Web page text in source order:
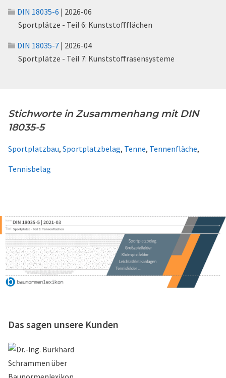
DIN 18035-6 | 2026-06
Sportplätze - Teil 6: Kunststoffflächen
DIN 18035-7 | 2026-04
Sportplätze - Teil 7: Kunststoffrasensysteme
Stichworte in Zusammenhang mit DIN
18035-5
Sportplatzbau, Sportplatzbelag, Tenne, Tennenfläche,
Tennisbelag
Das sagen unsere Kunden